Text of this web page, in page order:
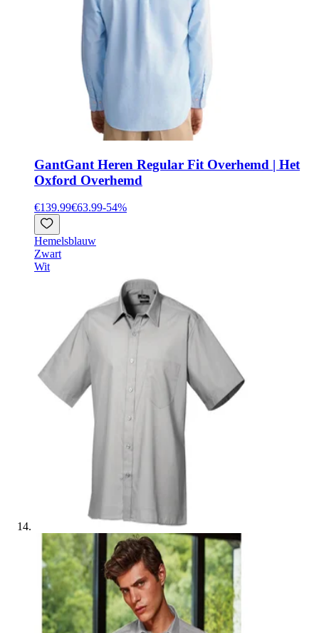
GantGant Heren Regular Fit Overhemd | Het
Oxford Overhemd
€139.99€63.99-54%
Hemelsblauw
Zwart
Wit